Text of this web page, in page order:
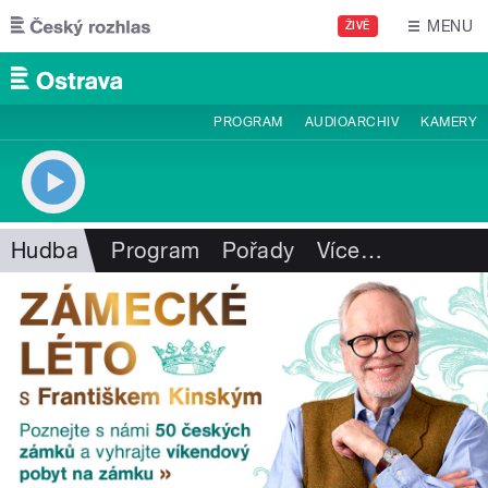
Přejít k hlavnímu obsahu
ŽIVĚ MENU
PROGRAM AUDIOARCHIV KAMERY
Hudba Program Pořady Více…